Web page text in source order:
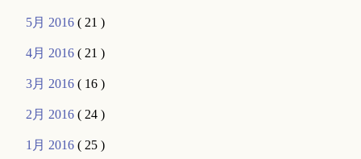
5月 2016( 21 )
4月 2016( 21 )
3月 2016( 16 )
2月 2016( 24 )
1月 2016( 25 )